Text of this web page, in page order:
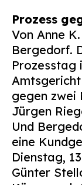
Prozess
Von Anne
Bergedorf.
Prozesstag
gegen zwei
Jürgen
Und
eine
Dienstag,
Günter